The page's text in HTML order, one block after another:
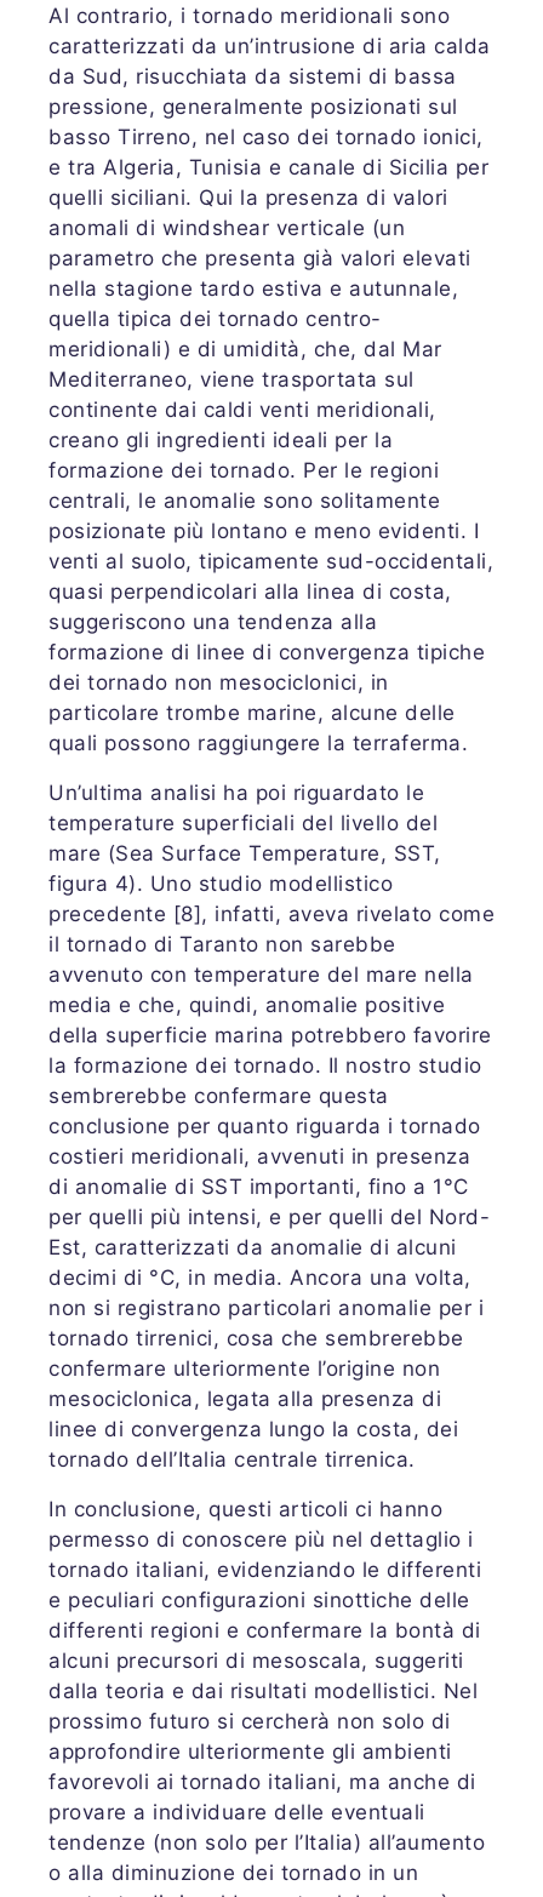
Al contrario, i tornado meridionali sono
caratterizzati da un’intrusione di aria calda
da Sud, risucchiata da sistemi di bassa
pressione, generalmente posizionati sul
basso Tirreno, nel caso dei tornado ionici,
e tra Algeria, Tunisia e canale di Sicilia per
quelli siciliani. Qui la presenza di valori
anomali di windshear verticale (un
parametro che presenta già valori elevati
nella stagione tardo estiva e autunnale,
quella tipica dei tornado centro-
meridionali) e di umidità, che, dal Mar
Mediterraneo, viene trasportata sul
continente dai caldi venti meridionali,
creano gli ingredienti ideali per la
formazione dei tornado. Per le regioni
centrali, le anomalie sono solitamente
posizionate più lontano e meno evidenti. I
venti al suolo, tipicamente sud-occidentali,
quasi perpendicolari alla linea di costa,
suggeriscono una tendenza alla
formazione di linee di convergenza tipiche
dei tornado non mesociclonici, in
particolare trombe marine, alcune delle
quali possono raggiungere la terraferma.
Un’ultima analisi ha poi riguardato le
temperature superficiali del livello del
mare (Sea Surface Temperature, SST,
figura 4). Uno studio modellistico
precedente [8], infatti, aveva rivelato come
il tornado di Taranto non sarebbe
avvenuto con temperature del mare nella
media e che, quindi, anomalie positive
della superficie marina potrebbero favorire
la formazione dei tornado. Il nostro studio
sembrerebbe confermare questa
conclusione per quanto riguarda i tornado
costieri meridionali, avvenuti in presenza
di anomalie di SST importanti, fino a 1°C
per quelli più intensi, e per quelli del Nord-
Est, caratterizzati da anomalie di alcuni
decimi di °C, in media. Ancora una volta,
non si registrano particolari anomalie per i
tornado tirrenici, cosa che sembrerebbe
confermare ulteriormente l’origine non
mesociclonica, legata alla presenza di
linee di convergenza lungo la costa, dei
tornado dell’Italia centrale tirrenica.
In conclusione, questi articoli ci hanno
permesso di conoscere più nel dettaglio i
tornado italiani, evidenziando le differenti
e peculiari configurazioni sinottiche delle
differenti regioni e confermare la bontà di
alcuni precursori di mesoscala, suggeriti
dalla teoria e dai risultati modellistici. Nel
prossimo futuro si cercherà non solo di
approfondire ulteriormente gli ambienti
favorevoli ai tornado italiani, ma anche di
provare a individuare delle eventuali
tendenze (non solo per l’Italia) all’aumento
o alla diminuzione dei tornado in un